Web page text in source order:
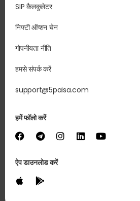
SIP कैलकुलेटर
निफ्टी ऑप्शन चेन
गोपनीयता नीति
हमसे संपर्क करें
support@5paisa.com
हमें फॉलो करें
ऐप डाउनलोड करें